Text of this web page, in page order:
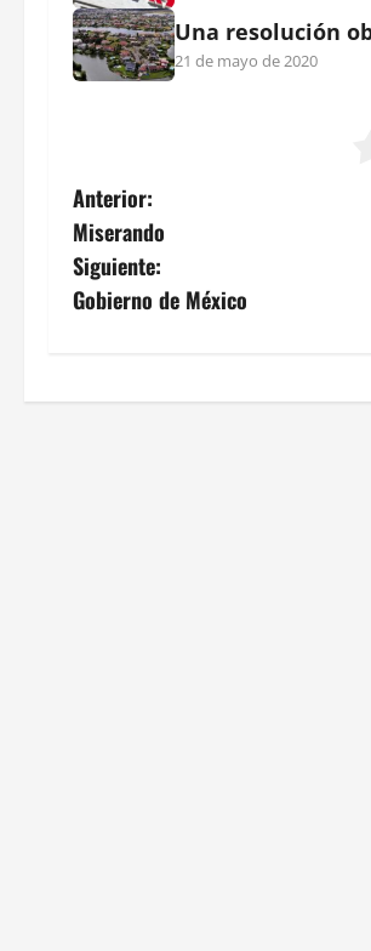
Una resolución
21 de mayo de 2020
N
a
v
g
Anterior:
Miserando
Siguiente:
Gobierno de México